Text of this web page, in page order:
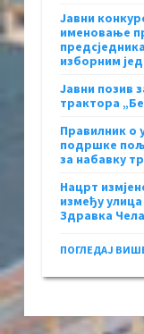
Јавни
именовање
изборним
Јавни позив
трактора
Правилник о
подршке
за набавку
Нацрт
између
Здравка
ПОГЛЕДАЈ